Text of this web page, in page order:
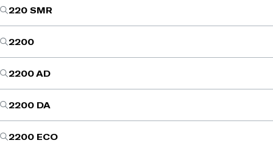
220 SMR
2200
2200 AD
2200 DA
2200 ECO